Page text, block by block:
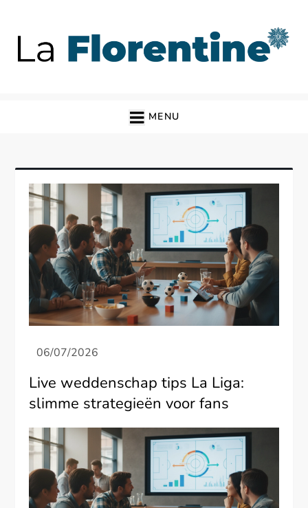
MENU
Live weddenschap tips La Liga:
slimme strategieën voor fans